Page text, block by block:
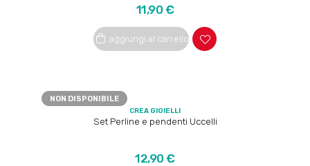
Prezzo
11,90 €
aggiungi al carrello
NON DISPONIBILE
CREA GIOIELLI
Set Perline e pendenti Uccelli
Prezzo
12,90 €